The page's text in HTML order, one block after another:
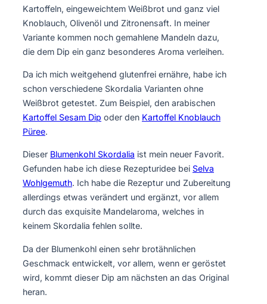
Kartoffeln, eingeweichtem Weißbrot und ganz viel
Knoblauch, Olivenöl und Zitronensaft. In meiner
Variante kommen noch gemahlene Mandeln dazu,
die dem Dip ein ganz besonderes Aroma verleihen.
Da ich mich weitgehend glutenfrei ernähre, habe ich
schon verschiedene Skordalia Varianten ohne
Weißbrot getestet. Zum Beispiel, den arabischen
Kartoffel Sesam Dip oder den Kartoffel Knoblauch
Püree.
Dieser Blumenkohl Skordalia ist mein neuer Favorit.
Gefunden habe ich diese Rezepturidee bei Selva
Wohlgemuth. Ich habe die Rezeptur und Zubereitung
allerdings etwas verändert und ergänzt, vor allem
durch das exquisite Mandelaroma, welches in
keinem Skordalia fehlen sollte.
Da der Blumenkohl einen sehr brotähnlichen
Geschmack entwickelt, vor allem, wenn er geröstet
wird, kommt dieser Dip am nächsten an das Original
heran.